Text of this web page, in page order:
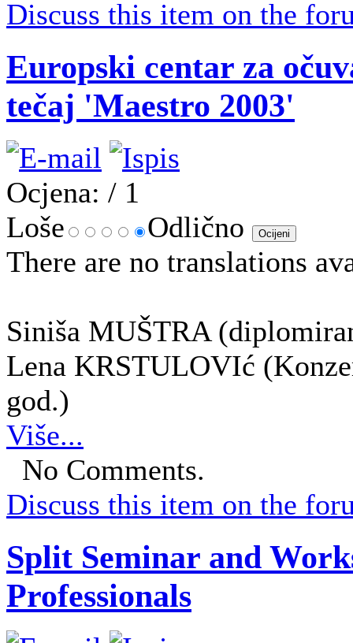
Discuss this item on the
Europski centar za
tečaj 'Maestro 2003'
Ocjena: / 1
Loše
Odlično
There are no translations
Siniša MUŠTRA
Lena KRSTULOVIć
god.)
Više...
No Comments.
Discuss this item on the
Split Seminar and
Professionals